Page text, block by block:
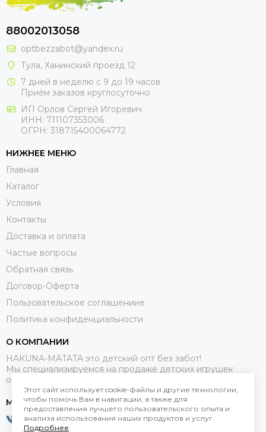
88002013058
optbezzabot@yandex.ru
Тула, Ханинский проезд 12
7 дней в неделю с 9 до 19 часов
Приём заказов круглосуточно
ИП Орлов Сергей Игоревич
ИНН: 711107353006
ОГРН: 318715400064772
НИЖНЕЕ МЕНЮ
Главная
Каталог
Условия
Контакты
Доставка и оплата
Частые вопросы
Обратная связь
Договор-Оферта
Пользовательское соглашениие
Политика конфиденциальности
О КОМПАНИИ
HAKUNA-MATATA это детский опт без забот!
Мы специализируемся на продаже детских игрушек
оптом.
МЕССЕНДЖЕРЫ
Этот сайт использует cookie-файлы и другие технологии,
чтобы помочь Вам в навигации, а также для
предоставления лучшего пользовательского опыта и
анализа использования наших продуктов и услуг.
Подробнее.